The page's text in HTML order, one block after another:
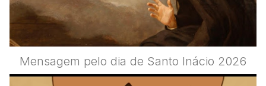
Mensagem pelo dia de Santo Inácio 2026